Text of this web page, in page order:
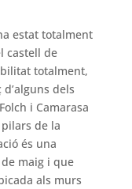
estat totalment
castell de
totalment,
dels
i Camarasa
de la
és una
maig i que
als murs